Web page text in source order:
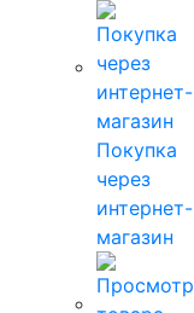
Покупка
через
интернет-
магазин